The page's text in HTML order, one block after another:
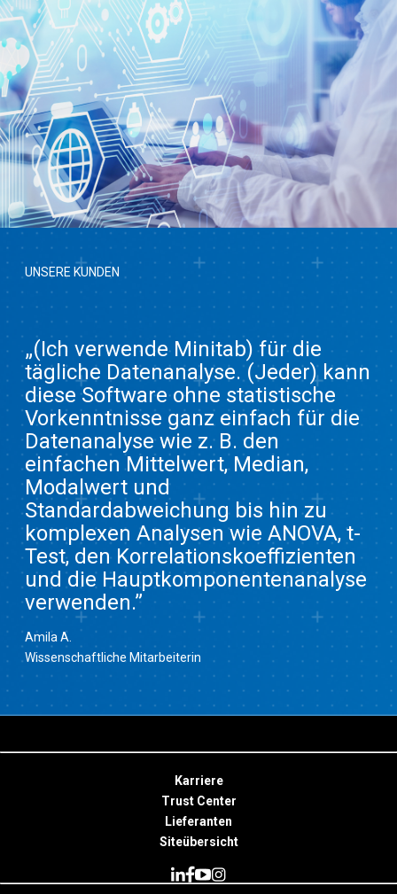
UNSERE KUNDEN
„(Ich verwende Minitab) für die
tägliche Datenanalyse. (Jeder) kann
diese Software ohne statistische
Vorkenntnisse ganz einfach für die
Datenanalyse wie z. B. den
einfachen Mittelwert, Median,
Modalwert und
Standardabweichung bis hin zu
komplexen Analysen wie ANOVA, t-
Test, den Korrelationskoeffizienten
und die Hauptkomponentenanalyse
verwenden.”
Amila A.
Wissenschaftliche Mitarbeiterin
Karriere
Trust Center
Lieferanten
Siteübersicht